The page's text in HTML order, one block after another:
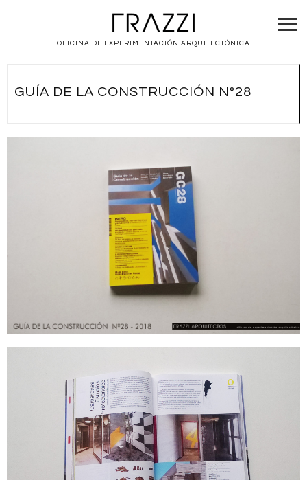
OFICINA DE EXPERIMENTACIÓN ARQUITECTÓNICA
GUÍA DE LA CONSTRUCCIÓN Nº28